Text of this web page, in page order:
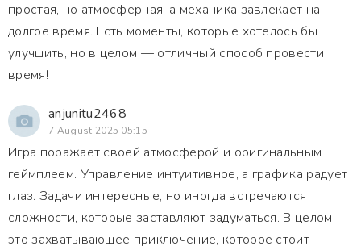
простая, но атмосферная, а механика завлекает на
долгое время. Есть моменты, которые хотелось бы
улучшить, но в целом — отличный способ провести
время!
anjunitu2468
7 August 2025 05:15
Игра поражает своей атмосферой и оригинальным
геймплеем. Управление интуитивное, а графика радует
глаз. Задачи интересные, но иногда встречаются
сложности, которые заставляют задуматься. В целом,
это захватывающее приключение, которое стоит